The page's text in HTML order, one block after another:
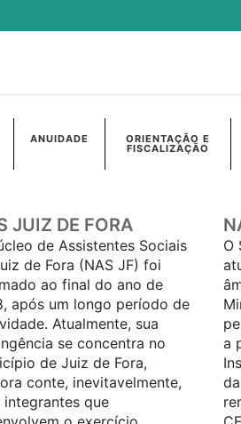
ANUIDADE ORIENTAÇÃO E
FISCALIZAÇÃO
JUIZ DE FORA
de Assistentes Sociais
de Fora (NAS JF) foi
ao final do ano de
após um longo período de
Atualmente, sua
se concentra no
de Juiz de Fora,
conte, inevitavelmente,
integrantes que
O
a